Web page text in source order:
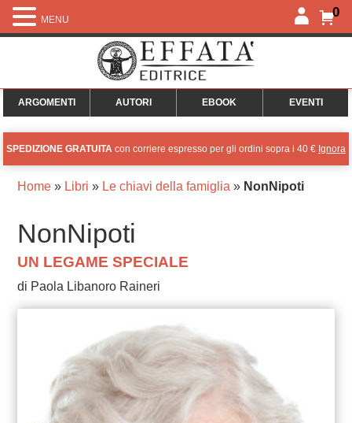
0
ARGOMENTI AUTORI EBOOK EVENTI
SPEDIZIONE GRATUITA con corriere espresso per gli ordini sopra i 40 € Ignora
Home» Libri » Le chiavi della famiglia » NonNipoti
NonNipoti
UN LEGAME SPECIALE
di Paola Libanoro Raineri
MENU